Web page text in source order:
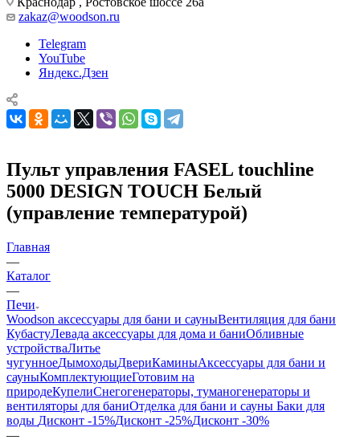
zakaz@woodson.ru
Telegram
YouTube
Яндекс.Дзен
Пульт управления FASEL touchline
5000 DESIGN TOUCH Белый
(управление температурой)
Главная
—
Каталог
—
Печи
Woodson аксессуары для бани и сауныВентиляция для бани
КубастуЛевада аксессуары для дома и баниОбливные
устройстваЛитье
чугунноеДымоходыДвериКаминыАксессуары для бани и
сауныКомплектующиеГотовим на
природеКупелиСнегогенераторы, туманогенераторы и
вентиляторы для баниОтделка для бани и сауны Баки для
воды Дисконт -15%Дисконт -25%Дисконт -30%
—